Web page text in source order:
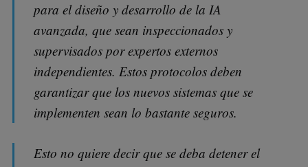
para el diseño y desarrollo de la IA
avanzada, que sean inspeccionados y
supervisados por expertos externos
independientes. Estos protocolos deben
garantizar que los nuevos sistemas que se
implementen sean lo bastante seguros.
Esto no quiere decir que se deba detener el